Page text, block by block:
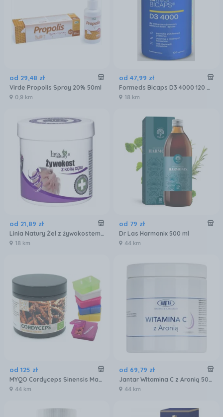
od 29,48 zł
Virde Propolis Spray 20% 50ml
0,9 km
od 47,99 zł
Formeds Bicaps D3 4000 120 Kaps
18 km
od 21,89 zł
Linia Natury Żel z żywokostem i korą dębu 250 ml
18 km
od 79 zł
Dr Las Harmonix 500 ml
44 km
od 125 zł
MYQO Cordyceps Sinensis Maczużnik Chiński BIO 500mg - 90k
44 km
od 69,79 zł
Jantar Witamina C z Aronią 500 g
44 km